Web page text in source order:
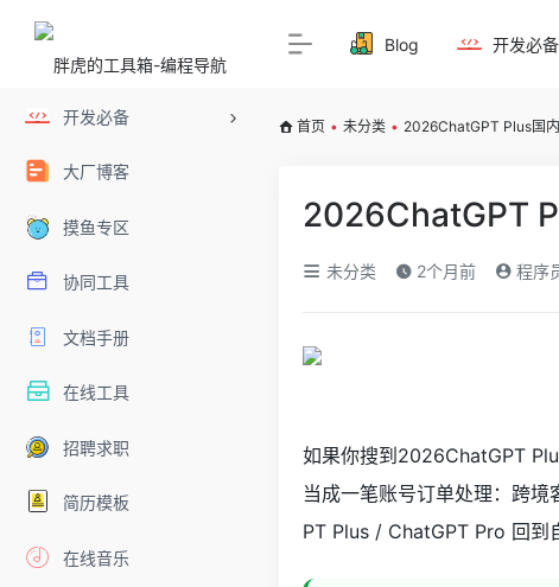
开发必备
大厂博客
摸鱼专区
协同工具
文档手册
在线工具
招聘求职
简历模板
在线音乐
Blog 开发必备
首页 • 未分类 • 2026ChatGPT Plus国
2026ChatGPT
未分类 2个月前 程序
如果你搜到2026ChatGPT
当成一笔账号订单处理：跨
PT Plus / ChatGPT Pro 回到